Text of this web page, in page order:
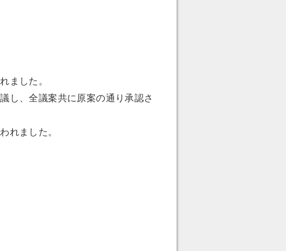
ました。
し、全議案共に原案の通り承認さ
れました。